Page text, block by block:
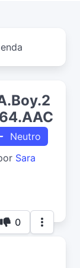
Neutro
Sara
0